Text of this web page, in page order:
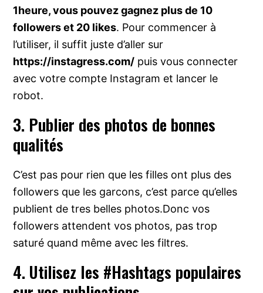
1heure, vous pouvez gagnez plus de 10
followers et 20 likes. Pour commencer à
l’utiliser, il suffit juste d’aller sur
https://instagress.com/ puis vous connecter
avec votre compte Instagram et lancer le
robot.
3. Publier des photos de bonnes
qualités
C’est pas pour rien que les filles ont plus des
followers que les garcons, c’est parce qu’elles
publient de tres belles photos.Donc vos
followers attendent vos photos, pas trop
saturé quand même avec les filtres.
4. Utilisez les #Hashtags populaires